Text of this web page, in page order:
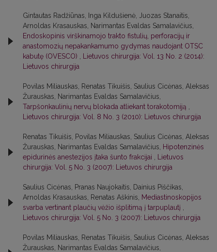
Gintautas Radžiūnas, Inga Kildušienė, Juozas Stanaitis,
Arnoldas Krasauskas, Narimantas Evaldas Samalavičius,
Endoskopinis virškinamojo trakto fistulių, perforacijų ir
anastomozių nepakankamumo gydymas naudojant OTSC
kabutę (OVESCO)
Lietuvos chirurgija: Vol. 13 No. 2 (2014):
Lietuvos chirurgija
Povilas Miliauskas, Renatas Tikuišis, Saulius Cicėnas, Aleksas
Žurauskas, Narimantas Evaldas Samalavičius,
Tarpšonkaulinių nervų blokada atliekant torakotomiją
Lietuvos chirurgija: Vol. 8 No. 3 (2010): Lietuvos chirurgija
Renatas Tikuišis, Povilas Miliauskas, Saulius Cicėnas, Aleksas
Žurauskas, Narimantas Evaldas Samalavičius,
Hipotenzinės
epidurinės anestezijos įtaka šunto frakcijai
Lietuvos
chirurgija: Vol. 5 No. 3 (2007): Lietuvos chirurgija
Saulius Cicėnas, Pranas Naujokaitis, Dainius Piščikas,
Arnoldas Krasauskas, Renatas Aškinis,
Mediastinoskopijos
svarba vertinant plaučių vėžio išplitimą į tarpuplautį
Lietuvos chirurgija: Vol. 5 No. 3 (2007): Lietuvos chirurgija
Povilas Miliauskas, Renatas Tikuišis, Saulius Cicėnas, Aleksas
Žurauskas, Narimantas Evaldas Samalavičius,